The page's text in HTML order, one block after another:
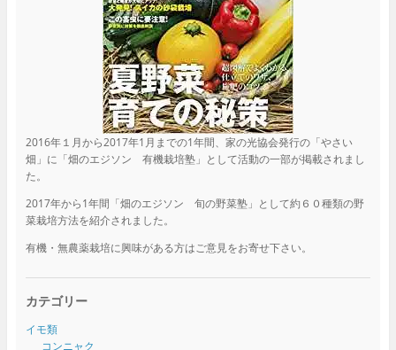
2016年１月から2017年1月までの1年間、家の光協会発行の「やさい
畑」に「畑のエジソン 有機栽培塾」として活動の一部が掲載されまし
た。
2017年から1年間「畑のエジソン 旬の野菜塾」として約６０種類の野
菜栽培方法を紹介されました。
有機・無農薬栽培に興味がある方はご意見をお寄せ下さい。
カテゴリー
イモ類
コンニャク